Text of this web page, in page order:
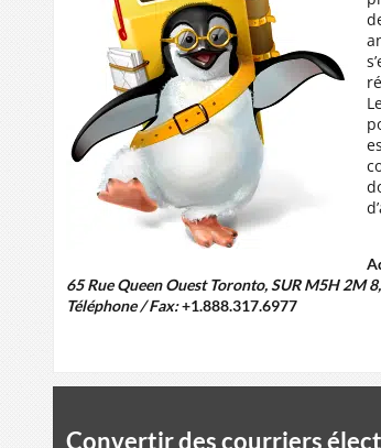
65 Rue Queen Ouest Toronto, SUR M5H 2M
Téléphone / Fax:+1.888.317.6977
Convertir des courriers